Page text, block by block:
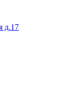
д.17